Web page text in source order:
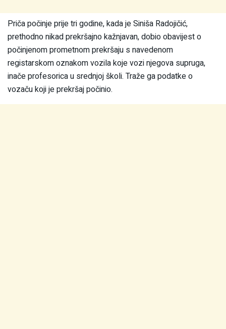
Priča počinje prije tri godine, kada je Siniša Radojičić,
prethodno nikad prekršajno kažnjavan, dobio obavijest o
počinjenom prometnom prekršaju s navedenom
registarskom oznakom vozila koje vozi njegova supruga,
inače profesorica u srednjoj školi. Traže ga podatke o
vozaču koji je prekršaj počinio.